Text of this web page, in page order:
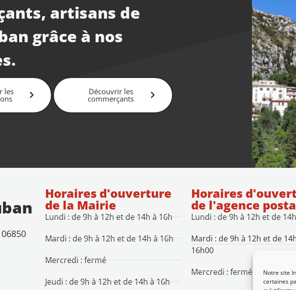
Notre site
certaines
artisans de
grâce à nos
les Découvrir les
commerçants
Horaires d'ouverture
de la Mairie
Lundi : de 9h à 12h et de 14h à 16h
Mardi : de 9h à 12h et de 14h à 16h
Mercredi : fermé
Jeudi : de 9h à 12h et de 14h à 16h
Horaires
de l'agence
Lundi : de 9h à 12h et de
Mardi : de 9h à 12h et de
16h00
Mercredi : fermé